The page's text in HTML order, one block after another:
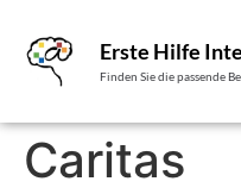
Erste Hilfe
Finden Sie die passende
Caritas